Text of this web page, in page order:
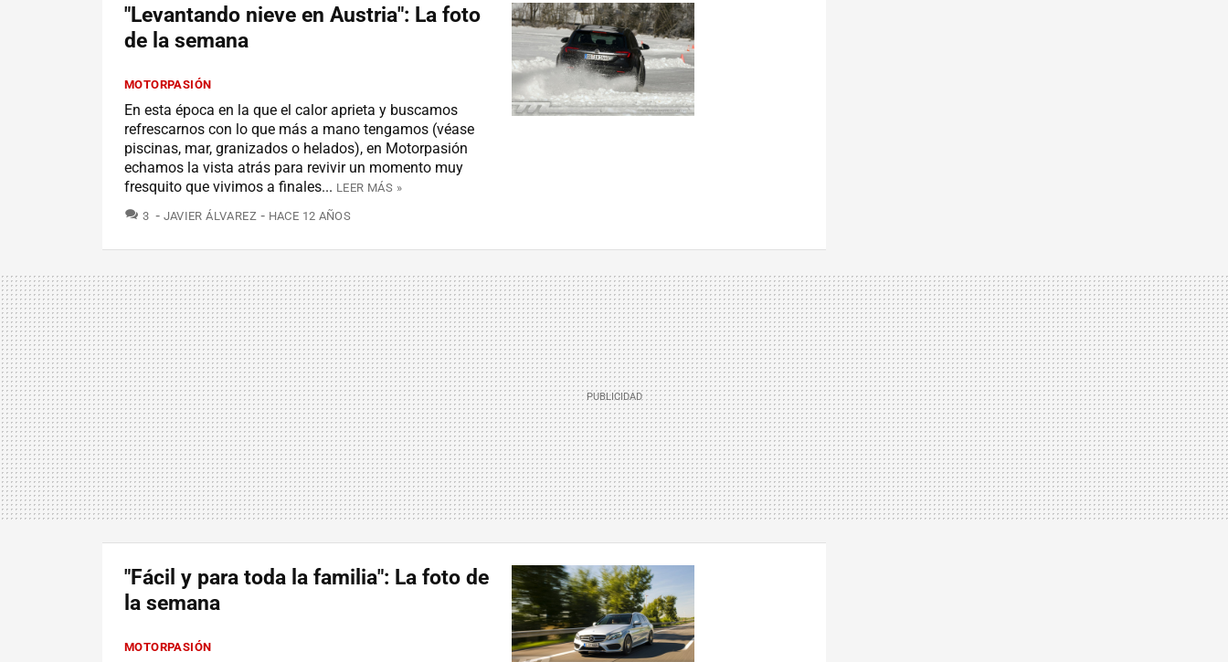
"Levantando nieve en Austria": La foto
de la semana
MOTORPASIÓN
En esta época en la que el calor aprieta y buscamos
refrescarnos con lo que más a mano tengamos (véase
piscinas, mar, granizados o helados), en Motorpasión
echamos la vista atrás para revivir un momento muy
fresquito que vivimos a finales... LEER MÁS »
3 COMENTARIOS
JAVIER ÁLVAREZ HACE 12 AÑOS
"Fácil y para toda la familia": La foto de
la semana
MOTORPASIÓN